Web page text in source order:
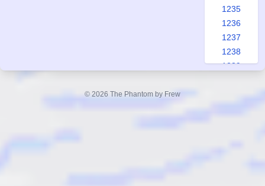
1235
1236
1237
1238
1239
© 2026 The Phantom by Frew